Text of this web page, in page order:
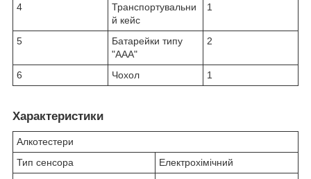
4
Транспортувальни
й кейс
1
5
Батарейки типу
"ААА"
2
6 Чохол 1
Характеристики
Алкотестери
Тип сенсора
Електрохімічний